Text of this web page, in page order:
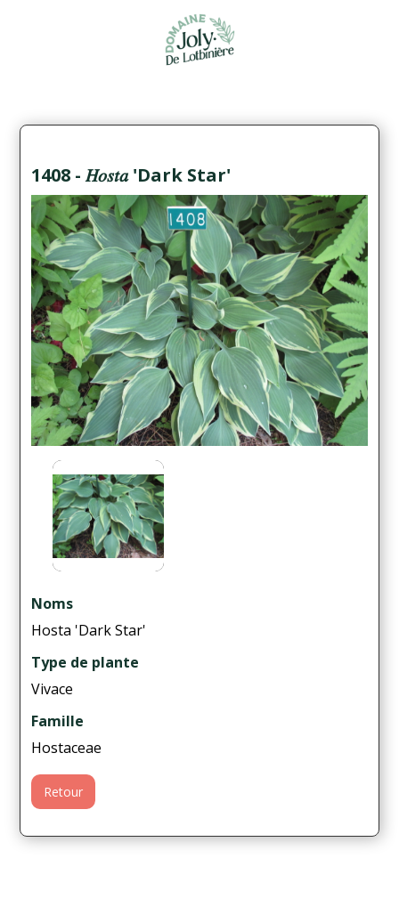
1408 - 𝐻𝑜𝑠𝑡𝑎 'Dark Star'
Noms
Hosta 'Dark Star'
Type de plante
Vivace
Famille
Hostaceae
Retour